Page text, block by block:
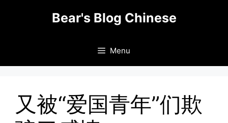
Bear's Blog Chinese
Menu
又被“爱国青年”们欺